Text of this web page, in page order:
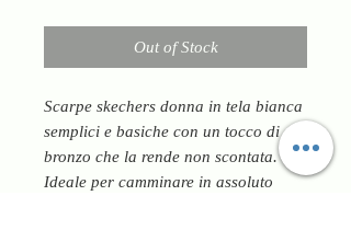
Out of Stock
Scarpe skechers donna in tela bianca
semplici e basiche con un tocco di
bronzo che la rende non scontata.
Ideale per camminare in assoluto